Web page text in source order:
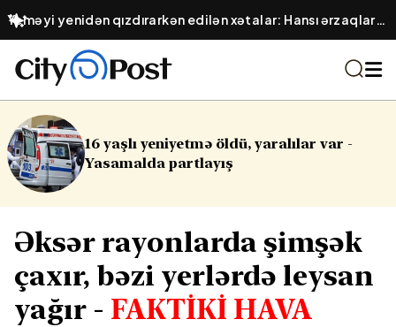
Yeməyi yenidən qızdırarkən edilən xətalar: Hansı ərzaqlar
zəhərə çevrilir?
yaralılar var -
Cinayət işləri ilə
Əksər rayonlarda şimşək
çaxır, bəzi yerlərdə leysan
yağır - FAKTİKİ HAVA